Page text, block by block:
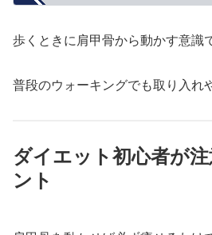
歩くときに肩甲骨から動かす意識
普段のウォーキングでも取り入れ
ダイエット初心者が
ント